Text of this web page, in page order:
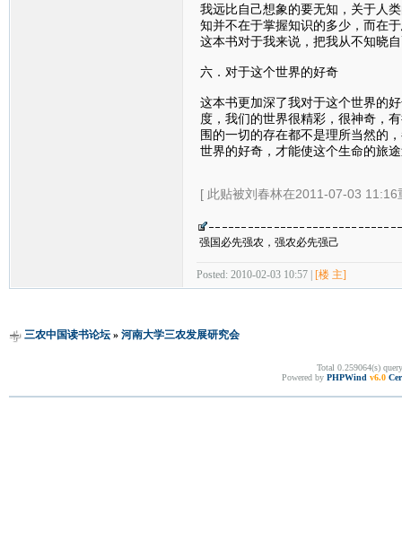
我远比自己想象的要无知，关于人
知并不在于掌握知识的多少，而在
这本书对于我来说，把我从不知晓
六．对于这个世界的好奇
这本书更加深了我对于这个世界的
度，我们的世界很精彩，很神奇，
围的一切的存在都不是理所当然的
世界的好奇，才能使这个生命的旅
[ 此贴被刘春林在2011-07-03 11:16
强国必先强农，强农必先强己
Posted: 2010-02-03 10:57 | [楼 主]
三农中国读书论坛» 河南大学三农发展研究会
Total 0.259064(s)
Powered by PHPWind v6.0